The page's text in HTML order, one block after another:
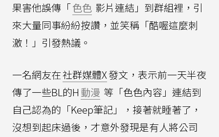
果害他誤傳「色色 影片連結」到群組裡，引
來大量同事紛紛按讚，並笑稱「酷喔這麼刺
激！」引發熱議。
一名網友在社群媒體X發文，表示前一天半夜
傳了一些BL的H 動漫 等「色色內容」連結到
自己認為的「Keep筆記」，接著就睡著了，
沒想到起床過後，才意外發現是有人將公司